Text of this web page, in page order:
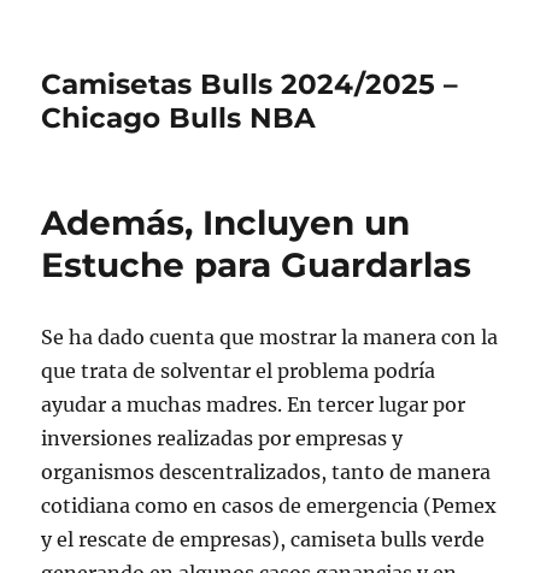
Camisetas Bulls 2024/2025 –
Chicago Bulls NBA
Además, Incluyen un
Estuche para Guardarlas
Se ha dado cuenta que mostrar la manera con la
que trata de solventar el problema podría
ayudar a muchas madres. En tercer lugar por
inversiones realizadas por empresas y
organismos descentralizados, tanto de manera
cotidiana como en casos de emergencia (Pemex
y el rescate de empresas), camiseta bulls verde